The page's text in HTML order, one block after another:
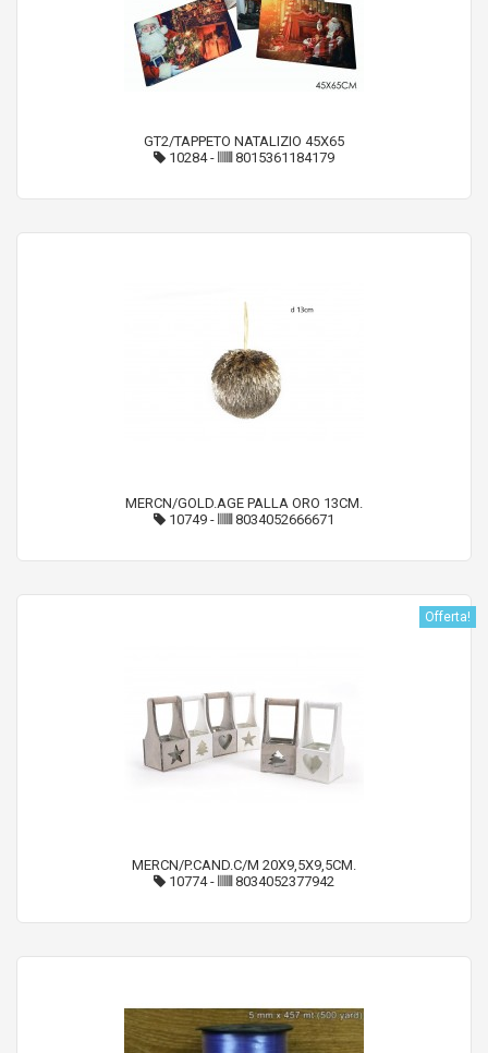
GT2/TAPPETO NATALIZIO 45X65
10284- 8015361184179
MERCN/GOLD.AGE PALLA ORO 13CM.
10749 - 8034052666671
Offerta!
MERCN/P.CAND.C/M 20X9,5X9,5CM.
10774- 8034052377942